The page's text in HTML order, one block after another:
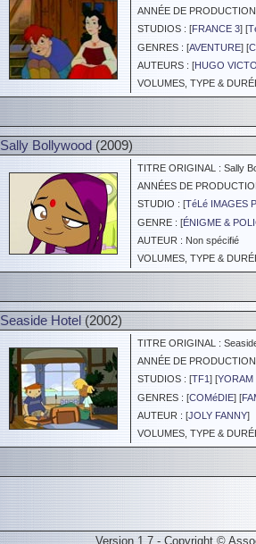
ANNÉE DE
STUDIOS : [FRANCE 3] [
GENRES : [AVENTURE] [
AUTEURS : [HUGO
VOLUMES, TYPE &
Sally Bollywood (2009)
TITRE ORIGINAL : Sally
ANNÉES DE
STUDIO : [TéLé IMAGES
GENRE : [ÉNIGME &
AUTEUR : Non spécifié
VOLUMES, TYPE &
Seaside Hotel (2002)
TITRE ORIGINAL :
ANNÉE DE
STUDIOS : [TF1] [YORAM
GENRES : [COMéDIE] [
AUTEUR : [JOLY FANNY]
VOLUMES, TYPE &
Version 1.7 - Copyright ©